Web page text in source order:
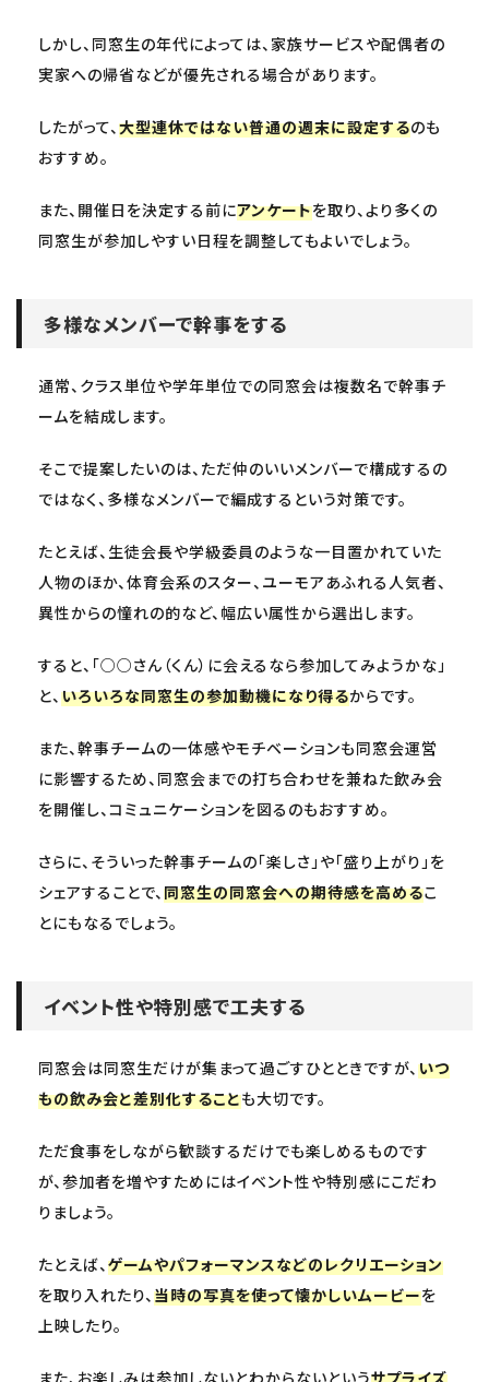
しかし、同窓生の年代によっては、家族サービスや配偶者の
実家への帰省などが優先される場合があります。
したがって、大型連休ではない普通の週末に設定するのも
おすすめ。
また、開催日を決定する前にアンケートを取り、より多くの
同窓生が参加しやすい日程を調整してもよいでしょう。
多様なメンバーで幹事をする
通常、クラス単位や学年単位での同窓会は複数名で幹事チ
ームを結成します。
そこで提案したいのは、ただ仲のいいメンバーで構成するの
ではなく、多様なメンバーで編成するという対策です。
たとえば、生徒会長や学級委員のような一目置かれていた
人物のほか、体育会系のスター、ユーモアあふれる人気者、
異性からの憧れの的など、幅広い属性から選出します。
すると、「○○さん（くん）に会えるなら参加してみようかな」
と、いろいろな同窓生の参加動機になり得るからです。
また、幹事チームの一体感やモチベーションも同窓会運営
に影響するため、同窓会までの打ち合わせを兼ねた飲み会
を開催し、コミュニケーションを図るのもおすすめ。
さらに、そういった幹事チームの「楽しさ」や「盛り上がり」を
シェアすることで、同窓生の同窓会への期待感を高めるこ
とにもなるでしょう。
イベント性や特別感で工夫する
同窓会は同窓生だけが集まって過ごすひとときですが、いつ
もの飲み会と差別化することも大切です。
ただ食事をしながら歓談するだけでも楽しめるものです
が、参加者を増やすためにはイベント性や特別感にこだわ
りましょう。
たとえば、ゲームやパフォーマンスなどのレクリエーション
を取り入れたり、当時の写真を使って懐かしいムービーを
上映したり。